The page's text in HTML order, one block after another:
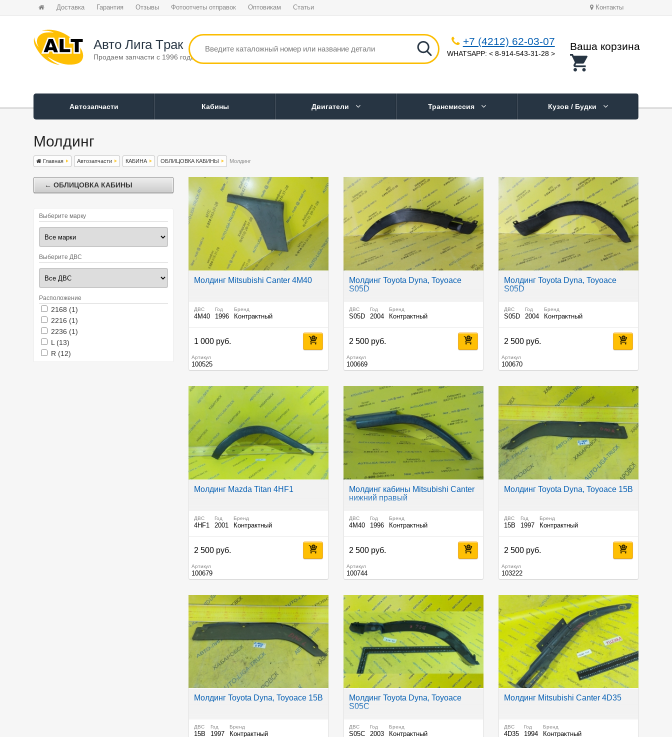
Доставка Гарантия Отзывы Фотоотчеты отправок Оптовикам Статьи Контакты
Авто Лига Tрак
Продаем запчасти с 1996 года
+7 (4212) 62-03-07
WHATSAPP: < 8-914-543-31-28 >
Ваша корзина
Автозапчасти Кабины Двигатели Трансмиссия Кузов / Будки
Молдинг
Главная Автозапчасти КАБИНА ОБЛИЦОВКА КАБИНЫ Молдинг
← ОБЛИЦОВКА КАБИНЫ
Выберите марку
Выберите ДВС
Расположение
Apply 2168 filter
2168 (1)
Apply 2216 filter
2216 (1)
Apply 2236 filter
2236 (1)
Apply L filter
L (13)
Apply R filter
R (12)
Молдинг Mitsubishi Canter 4M40
ДВС
4M40
Год
1996
Бренд
Контрактный
1 000 руб.
Артикул
100525
Молдинг Toyota Dyna, Toyoace
S05D
ДВС
S05D
Год
2004
Бренд
Контрактный
2 500 руб.
Артикул
100669
Молдинг Toyota Dyna, Toyoace
S05D
ДВС
S05D
Год
2004
Бренд
Контрактный
2 500 руб.
Артикул
100670
Молдинг Mazda Titan 4HF1
ДВС
4HF1
Год
2001
Бренд
Контрактный
2 500 руб.
Артикул
100679
Молдинг кабины Mitsubishi Canter
нижний правый
ДВС
4M40
Год
1996
Бренд
Контрактный
2 500 руб.
Артикул
100744
Молдинг Toyota Dyna, Toyoace 15B
ДВС
15B
Год
1997
Бренд
Контрактный
2 500 руб.
Артикул
103222
Молдинг Toyota Dyna, Toyoace 15B
ДВС
15B
Год
1997
Бренд
Контрактный
Молдинг Toyota Dyna, Toyoace
S05C
ДВС
S05C
Год
2003
Бренд
Контрактный
Молдинг Mitsubishi Canter 4D35
ДВС
4D35
Год
1994
Бренд
Контрактный